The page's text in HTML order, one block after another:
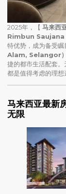
2025年，【 马来西
Rimbun Saujana
特优势，成为备受瞩
Alam, Selangor）
捷的都市生活配套。
都是值得考虑的理想
马来西亚最新
无限